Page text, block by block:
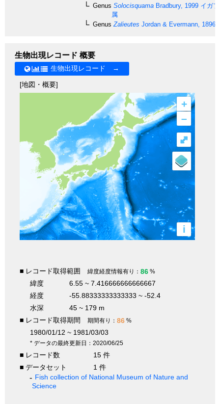
Genus Solocisquama Bradbury, 1999 イガ
属
Genus Zalieutes Jordan & Evermann, 1896
生物出現レコード 概要
生物出現レコード →
[地図・概要]
+
–
i
⤢
■ レコード取得範囲 緯度経度情報有り： 86 %
緯度
6.55 ~ 7.416666666666667
経度
-55.88333333333333 ~ -52.4
水深
45 ~ 179 m
■ レコード取得期間
期間有り： 86 %
1980/01/12 ~ 1981/03/03
* データの最終更新日：2020/06/25
■ レコード数
15 件
■ データセット
1 件
Fish collection of National Museum of Nature and
Science